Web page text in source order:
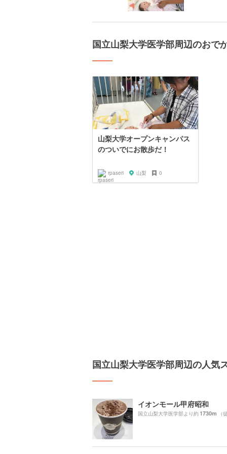
国立山梨大学医学部周辺のおで
山梨大学オープンキャンパス
のついでにお散歩だ！
rpaseri 山梨 0
国立山梨大学医学部周辺の人気
イオンモール甲府昭和
国立山梨大学医学部より約1730m （